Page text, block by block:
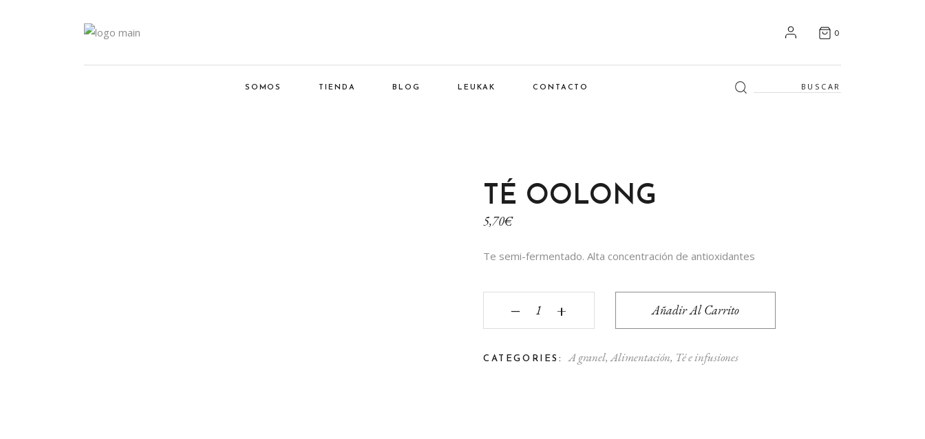
0
SOMOS TIENDA BLOG LEUKAK CONTACTO Search
for:
TÉ OOLONG
5,70€
Te semi-fermentado. Alta concentración de antioxidantes
‒ + Añadir Al Carrito
CATEGORIES: A granel,Alimentación, Té e infusiones